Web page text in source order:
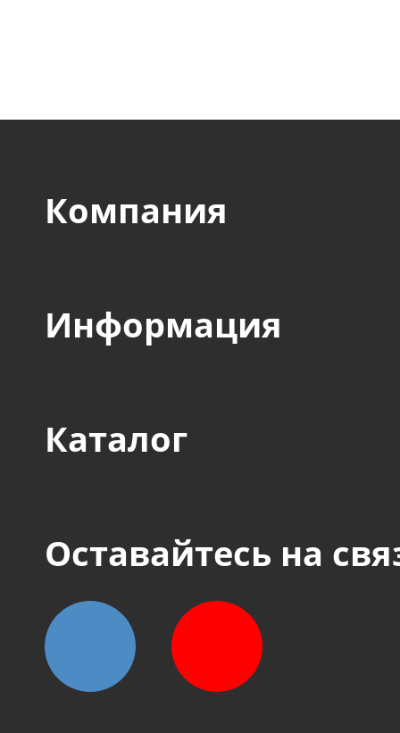
Компания
Информация
Каталог
Оставайтесь на